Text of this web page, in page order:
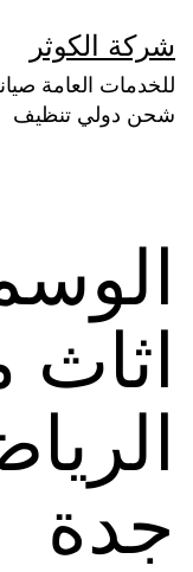
إلى
المحتوى
شركة الكوثر
للخدمات العامة
شحن دولي تنظيف
جدة